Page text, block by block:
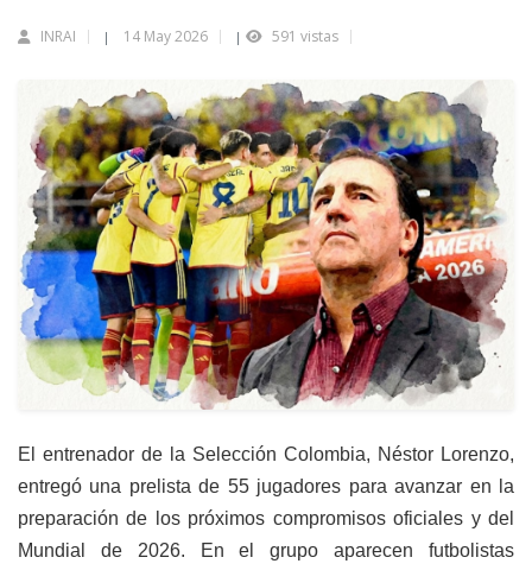
INRAI | 14 May 2026 | 591 vistas
El entrenador de la Selección Colombia, Néstor Lorenzo,
entregó una prelista de 55 jugadores para avanzar en la
preparación de los próximos compromisos oficiales y del
Mundial de 2026. En el grupo aparecen futbolistas